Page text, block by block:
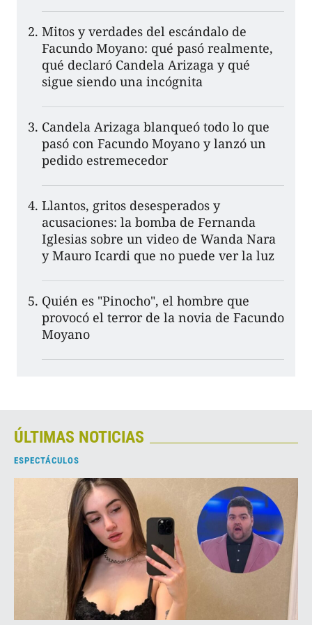
Mitos y verdades del escándalo de
Facundo Moyano: qué pasó realmente,
qué declaró Candela Arizaga y qué
sigue siendo una incógnita
Candela Arizaga blanqueó todo lo que
pasó con Facundo Moyano y lanzó un
pedido estremecedor
Llantos, gritos desesperados y
acusaciones: la bomba de Fernanda
Iglesias sobre un video de Wanda Nara
y Mauro Icardi que no puede ver la luz
Quién es "Pinocho", el hombre que
provocó el terror de la novia de Facundo
Moyano
ÚLTIMAS NOTICIAS
ESPECTÁCULOS